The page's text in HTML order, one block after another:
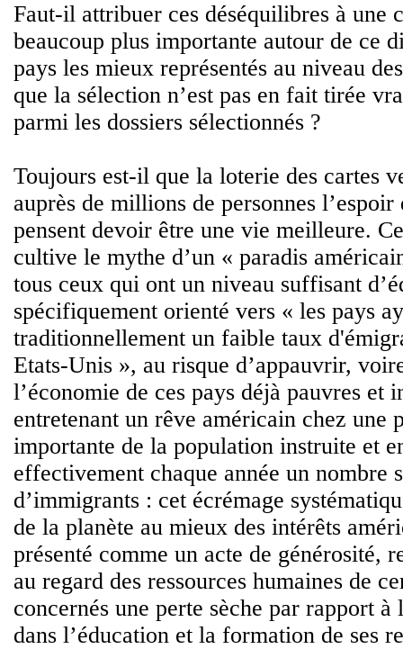
Faut-il attribuer ces déséquilibres à une
beaucoup plus importante autour de ce
pays les mieux représentés au niveau
que la sélection n’est pas en fait tirée
parmi les dossiers sélectionnés ?
Toujours est-il que la loterie des cartes
auprès de millions de personnes l’espoir
pensent devoir être une vie meilleure.
cultive le mythe d’un « paradis
tous ceux qui ont un niveau suffisant
spécifiquement orienté vers « les pays
traditionnellement un faible taux
Etats-Unis », au risque d’appauvrir,
l’économie de ces pays déjà pauvres et
entretenant un rêve américain chez une
importante de la population instruite et
effectivement chaque année un nombre
d’immigrants : cet écrémage
de la planète au mieux des intérêts
présenté comme un acte de générosité,
au regard des ressources humaines de
concernés une perte sèche par rapport à
dans l’éducation et la formation de ses